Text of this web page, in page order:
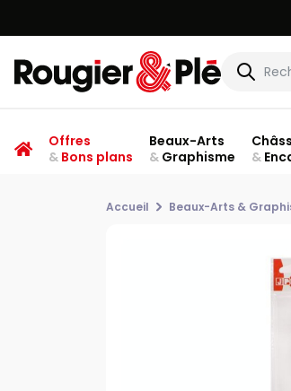
Offres
&Bons plans
Beaux-Arts
&Graphisme
&
Accueil Beaux-Arts &